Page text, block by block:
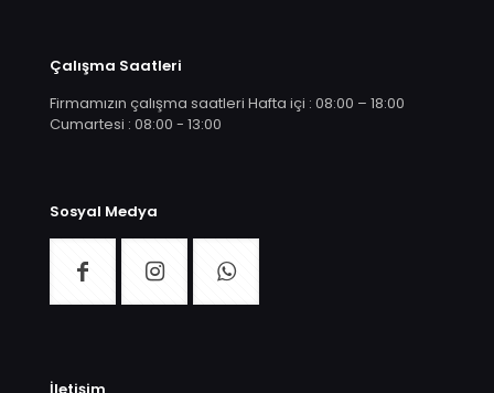
Çalışma Saatleri
Firmamızın çalışma saatleri Hafta içi : 08:00 – 18:00
Cumartesi : 08:00 - 13:00
Sosyal Medya